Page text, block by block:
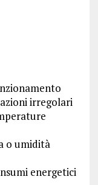
irregolari
o umidità
energetici